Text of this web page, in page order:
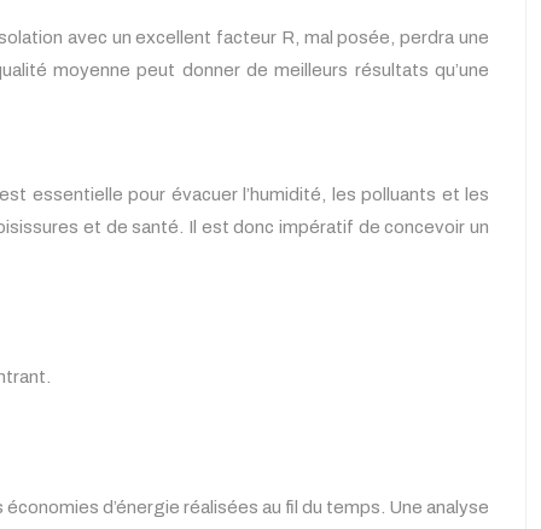
avec un excellent facteur R, mal posée, perdra une
moyenne peut donner de meilleurs résultats qu’une
essentielle pour évacuer l’humidité, les polluants et les
et de santé. Il est donc impératif de concevoir un
d’énergie réalisées au fil du temps. Une analyse